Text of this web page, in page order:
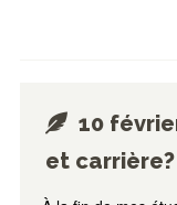
10
et carrière?